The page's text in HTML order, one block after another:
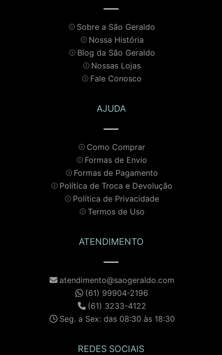
Sobre a São Geraldo
Nossa História
Blog da São Geraldo
Nossas Lojas
Fale Conosco
AJUDA
Como Comprar
Formas de Envio
Formas de Pagamento
Política de Troca e Devolução
Política de Privacidade
Termos de Uso
ATENDIMENTO
atendimento@saogeraldo.com
(61) 99904-2196
(61) 3233-4122
Seg. a Sex: das 08:30 às 18:30
REDES SOCIAIS